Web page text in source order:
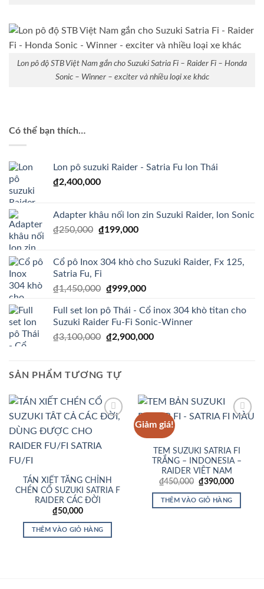
Lon pô độ STB Việt Nam gắn cho Suzuki Satria Fi – Raider Fi – Honda
Sonic – Winner – exciter và nhiều loại xe khác
Có thể bạn thích…
Lon pô suzuki Raider - Satria Fu lon Thái
₫2,400,000
Adapter khâu nối lon zin Suzuki Raider, lon Sonic
₫250,000 Giá
₫250,000.
₫199,000Giá
là:
Cổ pô Inox 304 khò cho Suzuki Raider, Fx 125,
Satria Fu, Fi
₫1,450,000 Giá
là:
₫1,450,000.
₫999,000Giá
tại
là:
₫999,000.
Full set lon pô Thái - Cổ inox 304 khò titan cho
Suzuki Raider Fu-Fi Sonic-Winner
₫3,100,000 Giá
₫3,100,000.
₫2,900,000Giá
SẢN PHẨM TƯƠNG TỰ
TÁN XIẾT TĂNG CHỈNH
CHÉN CỔ SUZUKI SATRIA F
RAIDER CÁC ĐỜI
₫50,000
THÊM VÀO GIỎ HÀNG
Giảm giá!
TEM SUZUKI SATRIA FI
TRẮNG – INDONESIA –
RAIDER VIÊT NAM
₫450,000 Giá
gốc
là:
₫450,000.
₫390,000Giá
tại
THÊM VÀO GIỎ HÀNG